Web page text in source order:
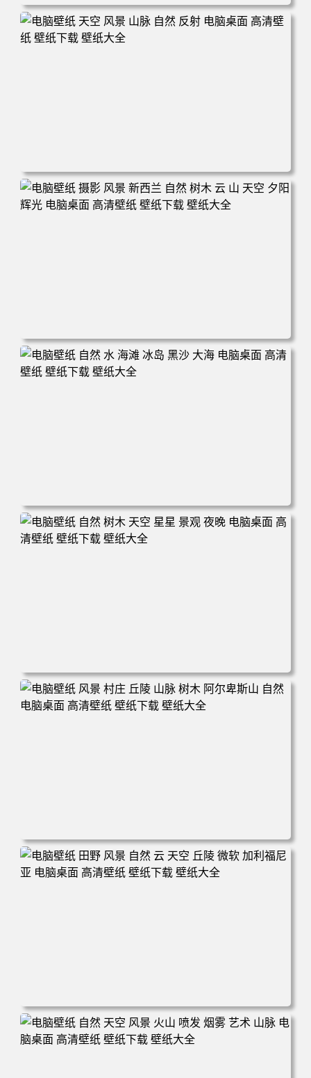
电脑壁纸 自然 河流 景观 电脑桌面 高清壁纸 壁纸下载 壁纸
大全
电脑壁纸 天空 风景 山脉 自然 反射 电脑桌面 高清壁纸 壁纸
下载 壁纸大全
电脑壁纸 摄影 风景 新西兰 自然 树木 云 山 天空 夕阳 辉光
电脑桌面 高清壁纸 壁纸下载 壁纸大全
电脑壁纸 自然 水 海滩 冰岛 黑沙 大海 电脑桌面 高清壁纸
壁纸下载 壁纸大全
电脑壁纸 自然 树木 天空 星星 景观 夜晚 电脑桌面 高清壁纸
壁纸下载 壁纸大全
电脑壁纸 风景 村庄 丘陵 山脉 树木 阿尔卑斯山 自然 电脑桌
面 高清壁纸 壁纸下载 壁纸大全
电脑壁纸 田野 风景 自然 云 天空 丘陵 微软 加利福尼亚 电
脑桌面 高清壁纸 壁纸下载 壁纸大全